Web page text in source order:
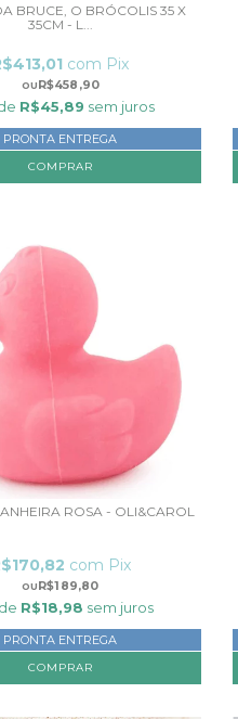
BRUCE, O BRÓCOLIS 35 X
35CM - L...
R$458,90
com Pix
R$45,89 sem juros
PRONTA ENTREGA
ROSA - OLI&CAROL
R$189,80
com Pix
R$18,98 sem juros
PRONTA ENTREGA